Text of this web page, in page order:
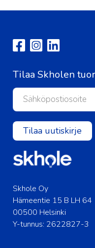
Skhole Oy
Hämeentie 15 B LH 64
00500 Helsinki
Y-tunnus: 2622827-3
Tilaa Skholen
Tilaa uutiskirje